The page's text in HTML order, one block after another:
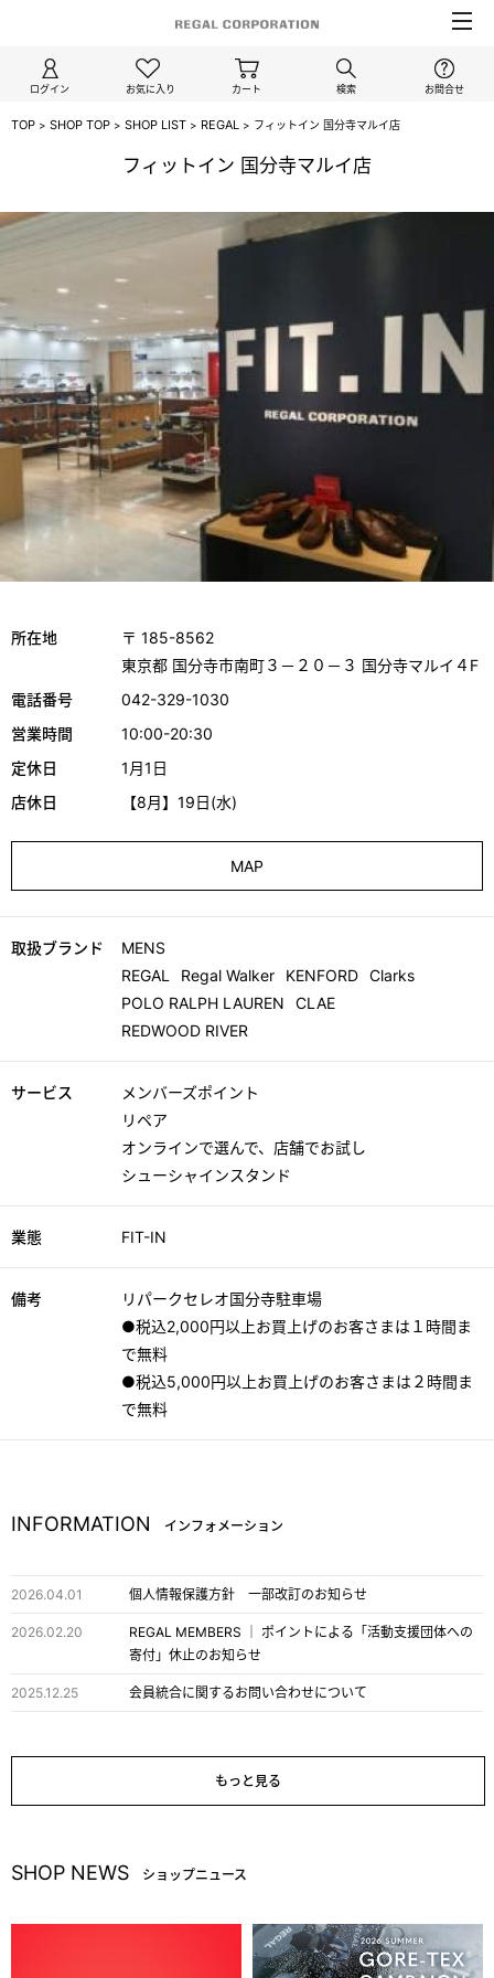
ログイン お気に入り カート 検索 お問合せ
TOP > SHOP TOP > SHOP LIST > REGAL > フィットイン 国分寺マルイ店
/clarks
KENFORD
REDWOOD RIVER
フィットイン 国分寺マルイ店
所在地 〒 185-8562
東京都 国分寺市南町３－２０－３ 国分寺マルイ４F
電話番号
042-329-1030
営業時間
10:00-20:30
定休日
1月1日
店休日
【8月】19日(水)
MAP
取扱ブランド
MENS
REGAL
Regal Walker KENFORD
Clarks
POLO RALPH LAUREN
CLAE
REDWOOD RIVER
サービス
メンバーズポイント
リペア
オンラインで選んで、店舗でお試し
シューシャインスタンド
業態 FIT-IN
備考
リパークセレオ国分寺駐車場
●税込2,000円以上お買上げのお客さまは１時間ま
で無料
●税込5,000円以上お買上げのお客さまは２時間ま
で無料
INFORMATION インフォメーション
2026.04.01 個人情報保護方針 一部改訂のお知らせ
2026.02.20
REGAL MEMBERS │ ポイントによる「活動支援団体への
寄付」休止のお知らせ
2025.12.25 会員統合に関するお問い合わせについて
もっと見る
SHOP NEWS ショップニュース